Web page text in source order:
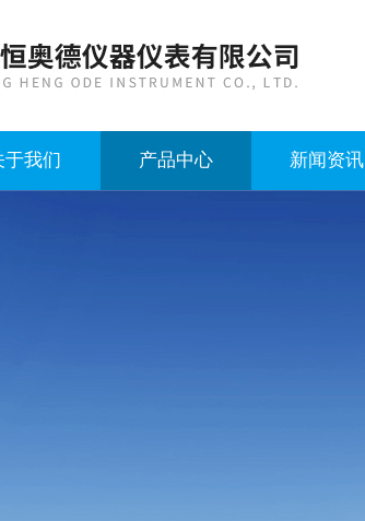
于我们 产品中心 新闻资讯